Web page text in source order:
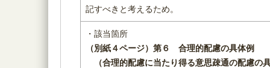
記すべきと考えるため。
・該当箇所
（別紙４ページ） 第６ 合理的配慮の具体例
（合理的配慮に当たり得る意思疎通の配慮の